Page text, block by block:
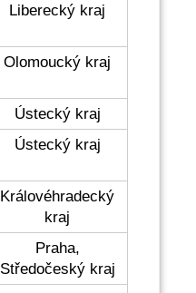
Liberecký kraj
Olomoucký kraj
Ústecký kraj
Ústecký kraj
Královéhradecký
kraj
Praha,
Středočeský kraj